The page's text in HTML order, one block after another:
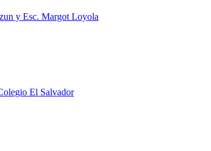
y Esc. Margot Loyola
El Salvador